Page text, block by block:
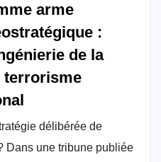
arme
:
de la
terrorisme
délibérée de
Dans une tribune publiée